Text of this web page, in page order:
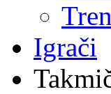
Igrači